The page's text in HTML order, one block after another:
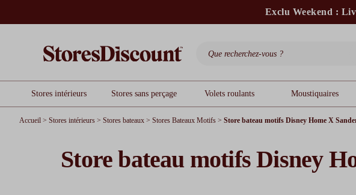
Exclu Weekend :
stores
Stores intérieurs Stores sans perçage Volets roulants Moustiquaires
Accueil > Stores intérieurs > Stores bateaux > Stores Bateaux Motifs > Store bateau motifs Disney Home X
Store bateau motifs Disney